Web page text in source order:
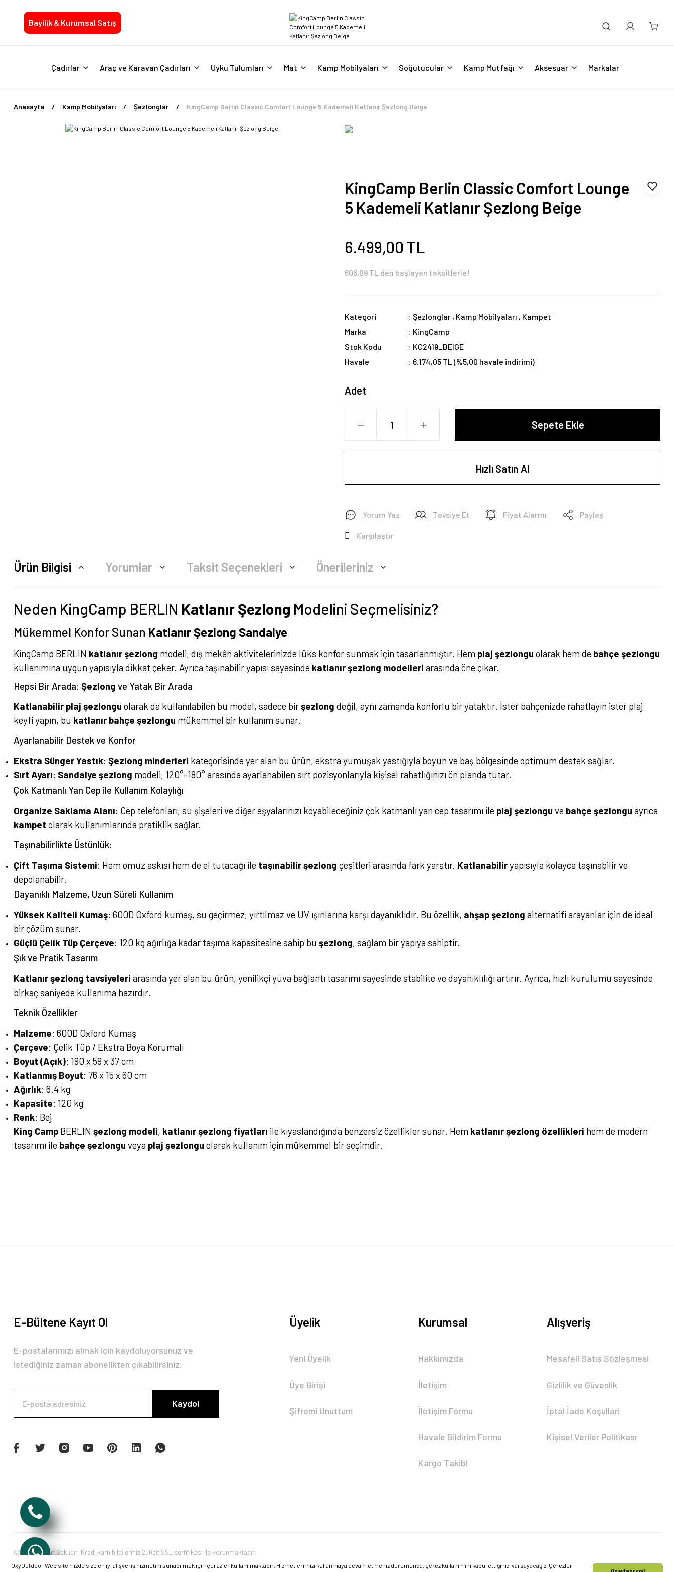
OxyOutdoor Web sitemizde size en iyi alışveriş hizmetini sunabilmek için çerezler kullanılmaktadır. Hizmetlerimizi kullanmaya devam etmeniz durumunda, çerez kullanımını kabul ettiğinizi varsayacağız. Çerezler
Bayilik & Kurumsal Satış
Çadırlar Araç ve Karavan Çadırları Uyku Tulumları Mat Kamp Mobilyaları Soğutucular Kamp Mutfağı Aksesuar Markalar
Anasayfa Kamp Mobilyaları Şezlonglar KingCamp Berlin Classic Comfort Lounge 5 Kademeli Katlanır Şezlong Beige
KingCamp Berlin Classic Comfort Lounge
5 Kademeli Katlanır Şezlong Beige
6.499,00 TL
606,09 TL den başlayan taksitlerle!
Kategori Şezlonglar , Kamp Mobilyaları , Kampet
Marka
KingCamp
Stok Kodu
KC2419_BEIGE
Havale
6.174,05 TL (%5,00 havale indirimi)
Adet
Sepete Ekle
Hızlı Satın Al
Yorum Yaz Tavsiye Et Fiyat Alarmı Paylaş
Karşılaştır
Ürün Bilgisi Yorumlar Taksit Seçenekleri Önerileriniz
Neden KingCamp BERLIN Katlanır Şezlong Modelini Seçmelisiniz?
Mükemmel Konfor Sunan Katlanır Şezlong Sandalye
KingCamp BERLIN katlanır şezlong modeli, dış mekân aktivitelerinizde lüks konfor sunmak için tasarlanmıştır. Hem plaj şezlongu olarak hem de bahçe şezlongu
kullanımına uygun yapısıyla dikkat çeker. Ayrıca taşınabilir yapısı sayesinde katlanır şezlong modelleri arasında öne çıkar.
Hepsi Bir Arada: Şezlong ve Yatak Bir Arada
Katlanabilir plaj şezlongu olarak da kullanılabilen bu model, sadece birşezlong değil, aynı zamanda konforlu bir yataktır. İster bahçenizde rahatlayın ister plaj
keyfi yapın, bu katlanır bahçe şezlongu mükemmel bir kullanım sunar.
Ayarlanabilir Destek ve Konfor
Ekstra Sünger Yastık: Şezlong minderleri kategorisinde yer alan bu ürün, ekstra yumuşak yastığıyla boyun ve baş bölgesinde optimum destek sağlar.
Sırt Ayarı: Sandalye şezlong modeli, 120°-180° arasında ayarlanabilen sırt pozisyonlarıyla kişisel rahatlığınızı ön planda tutar.
Çok Katmanlı Yan Cep ile Kullanım Kolaylığı
Organize Saklama Alanı: Cep telefonları, su şişeleri ve diğer eşyalarınızı koyabileceğiniz çok katmanlı yan cep tasarımı ile plaj şezlongu ve bahçe şezlongu ayrıca
kampet olarak kullanımlarında pratiklik sağlar.
Taşınabilirlikte Üstünlük:
Çift Taşıma Sistemi: Hem omuz askısı hem de el tutacağı ile taşınabilir şezlong çeşitleri arasında fark yaratır. Katlanabiliryapısıyla kolayca taşınabilir ve
depolanabilir.
Dayanıklı Malzeme, Uzun Süreli Kullanım
Yüksek Kaliteli Kumaş: 600D Oxford kumaş, su geçirmez, yırtılmaz ve UV ışınlarına karşı dayanıklıdır. Bu özellik, ahşap şezlong alternatifi arayanlar için de ideal
bir çözüm sunar.
Güçlü Çelik Tüp Çerçeve: 120 kg ağırlığa kadar taşıma kapasitesine sahip bu şezlong, sağlam bir yapıya sahiptir.
Şık ve Pratik Tasarım
Katlanır şezlong tavsiyeleri arasında yer alan bu ürün, yenilikçi yuva bağlantı tasarımı sayesinde stabilite ve dayanıklılığı artırır. Ayrıca, hızlı kurulumu sayesinde
birkaç saniyede kullanıma hazırdır.
Teknik Özellikler
Malzeme: 600D Oxford Kumaş
Çerçeve: Çelik Tüp / Ekstra Boya Korumalı
Boyut (Açık): 190 x 59 x 37 cm
Katlanmış Boyut: 76 x 15 x 60 cm
Ağırlık: 6.4 kg
Kapasite: 120 kg
Renk: Bej
King Camp BERLIN şezlong modeli, katlanır şezlong fiyatları ile kıyaslandığında benzersiz özellikler sunar. Hem katlanır şezlong özellikleri hem de modern
tasarımı ile bahçe şezlongu veya plaj şezlongu olarak kullanım için mükemmel bir seçimdir.
E-Bültene Kayıt Ol
E-postalarımızı almak için kaydoluyorsunuz ve
istediğiniz zaman abonelikten çıkabilirsiniz.
Kaydol
Üyelik
Yeni Üyelik
Üye Girişi
Şifremi Unuttum
Kurumsal
Hakkımızda
İletişim
İletişim Formu
Havale Bildirim Formu
Kargo Takibi
Alışveriş
Mesafeli Satış Sözleşmesi
Gizlilik ve Güvenlik
İptal İade Koşullari
Kişisel Veriler Politikası
© Tüm Hakları Saklıdır. Kredi kartı bilgileriniz 256bit SSL sertifikası ile korunmaktadır.